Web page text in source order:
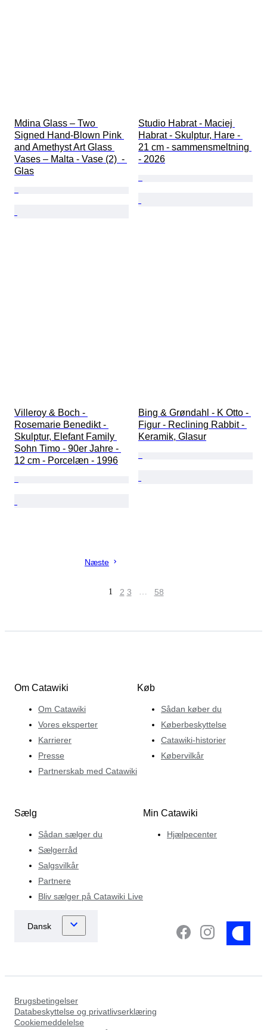
Mdina Glass – Two
Signed Hand-Blown Pink
and Amethyst Art Glass
Vases – Malta - Vase (2)  -
Glas
Studio Habrat - Maciej
Habrat - Skulptur, Hare -
21 cm - sammensmeltning
- 2026
Villeroy & Boch -
Rosemarie Benedikt -
Skulptur, Elefant Family
Sohn Timo - 90er Jahre -
12 cm - Porcelæn - 1996
Bing & Grøndahl - K Otto -
Figur - Reclining Rabbit -
Keramik, Glasur
Næste
1 2 3 … 58
Om Catawiki
Om Catawiki
Vores eksperter
Karrierer
Presse
Partnerskab med Catawiki
Køb
Sådan køber du
Køberbeskyttelse
Catawiki-historier
Købervilkår
Sælg
Sådan sælger du
Sælgerråd
Salgsvilkår
Partnere
Bliv sælger på Catawiki Live
Min Catawiki
Hjælpecenter
Brugsbetingelser
Databeskyttelse og privatlivserklæring
Cookiemeddelelse